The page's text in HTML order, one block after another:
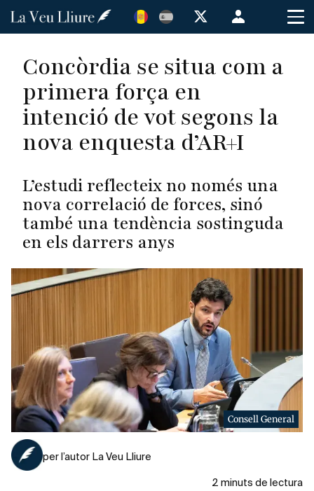
Vés
Menú
de
de
Concòrdia se situa com a
primera força en
intenció de vot segons la
nova enquesta d’AR+I
L’estudi reflecteix no només una
nova correlació de forces, sinó
també una tendència sostinguda
en els darrers anys
Consell General
per l’autor La Veu Lliure
2 minuts de lectura